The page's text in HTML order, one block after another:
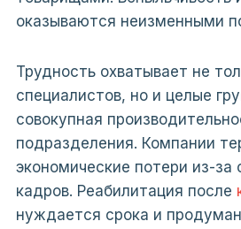
оказываются неизменными
Трудность охватывает не
специалистов, но и целые
совокупная
подразделения. Компании
экономические потери из-за
кадров. Реабилитация после
нуждается срока и